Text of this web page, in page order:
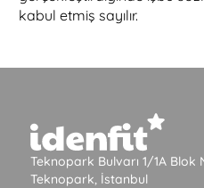
kabul etmiş sayılır.
Teknopark Bulvarı 1/1A Blok
Teknopark, İstanbul